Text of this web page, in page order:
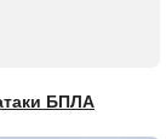
БПЛА